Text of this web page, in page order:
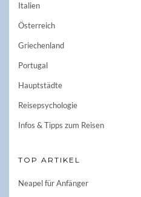
Italien
Österreich
Griechenland
Portugal
Hauptstädte
Reisepsychologie
Infos & Tipps zum Reisen
TOP ARTIKEL
Neapel für Anfänger